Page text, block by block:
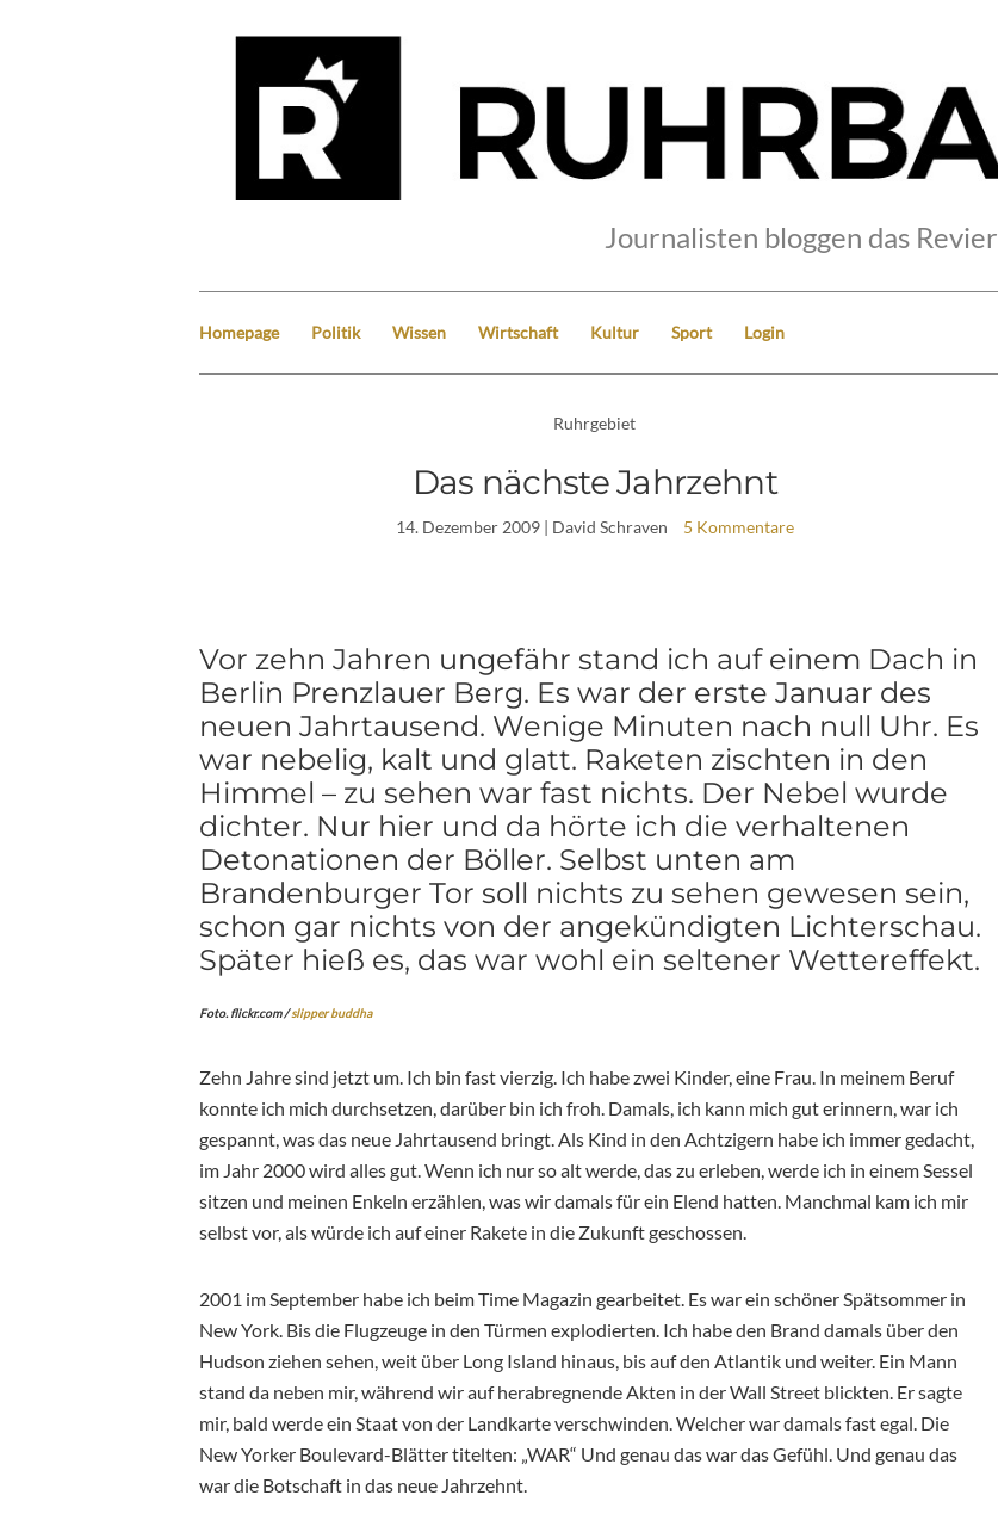
Journalisten bloggen das Revier
Homepage Politik Wissen Wirtschaft Kultur Sport Login
Ruhrgebiet
Das nächste Jahrzehnt
14. Dezember 2009| David Schraven 5 Kommentare
Vor zehn Jahren ungefähr stand ich auf einem Dach in
Berlin Prenzlauer Berg. Es war der erste Januar des
neuen Jahrtausend. Wenige Minuten nach null Uhr. Es
war nebelig, kalt und glatt. Raketen zischten in den
Himmel – zu sehen war fast nichts. Der Nebel wurde
dichter. Nur hier und da hörte ich die verhaltenen
Detonationen der Böller. Selbst unten am
Brandenburger Tor soll nichts zu sehen gewesen sein,
schon gar nichts von der angekündigten Lichterschau.
Später hieß es, das war wohl ein seltener Wettereffekt.
Foto. flickr.com /slipper buddha
Zehn Jahre sind jetzt um. Ich bin fast vierzig. Ich habe zwei Kinder, eine Frau. In meinem Beruf
konnte ich mich durchsetzen, darüber bin ich froh. Damals, ich kann mich gut erinnern, war ich
gespannt, was das neue Jahrtausend bringt. Als Kind in den Achtzigern habe ich immer gedacht,
im Jahr 2000 wird alles gut. Wenn ich nur so alt werde, das zu erleben, werde ich in einem Sessel
sitzen und meinen Enkeln erzählen, was wir damals für ein Elend hatten. Manchmal kam ich mir
selbst vor, als würde ich auf einer Rakete in die Zukunft geschossen.
2001 im September habe ich beim Time Magazin gearbeitet. Es war ein schöner Spätsommer in
New York. Bis die Flugzeuge in den Türmen explodierten. Ich habe den Brand damals über den
Hudson ziehen sehen, weit über Long Island hinaus, bis auf den Atlantik und weiter. Ein Mann
stand da neben mir, während wir auf herabregnende Akten in der Wall Street blickten. Er sagte
mir, bald werde ein Staat von der Landkarte verschwinden. Welcher war damals fast egal. Die
New Yorker Boulevard-Blätter titelten: „WAR“ Und genau das war das Gefühl. Und genau das
war die Botschaft in das neue Jahrzehnt.